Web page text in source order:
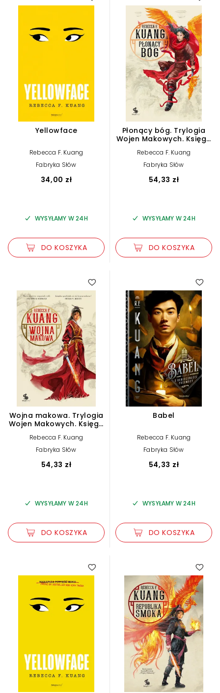
Yellowface
Rebecca F. Kuang
Fabryka Słów
34,00 zł
WYSYŁAMY W 24H
DO KOSZYKA
Płonący bóg. Trylogia
Wojen Makowych. Księga
Rebecca F. Kuang
Fabryka Słów
54,33 zł
WYSYŁAMY W 24H
DO KOSZYKA
5.00
Wojna makowa. Trylogia
Wojen Makowych. Księga
Rebecca F. Kuang
Fabryka Słów
54,33 zł
WYSYŁAMY W 24H
DO KOSZYKA
3.35
Babel
Rebecca F. Kuang
Fabryka Słów
54,33 zł
WYSYŁAMY W 24H
DO KOSZYKA
3.60 5.00